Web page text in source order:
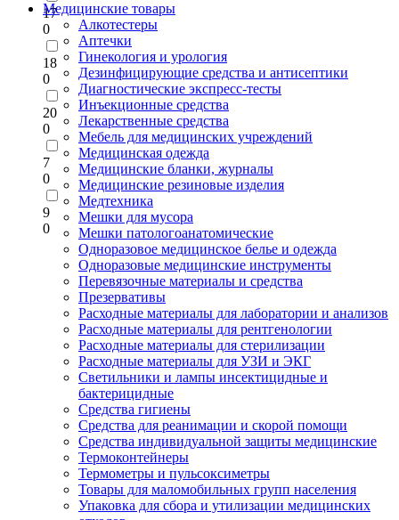
17
0
18
0
20
0
7
0
9
0
Медицинские товары
Алкотестеры
Аптечки
Гинекология и урология
Дезинфицирующие средства и антисептики
Диагностические экспресс-тесты
Инъекционные средства
Лекарственные средства
Мебель для медицинских учреждений
Медицинская одежда
Медицинские бланки, журналы
Медицинские резиновые изделия
Медтехника
Мешки для мусора
Мешки патологоанатомические
Одноразовое медицинское белье и одежда
Одноразовые медицинские инструменты
Перевязочные материалы и средства
Презервативы
Расходные материалы для лаборатории и анализов
Расходные материалы для рентгенологии
Расходные материалы для стерилизации
Расходные материалы для УЗИ и ЭКГ
Светильники и лампы инсектицидные и
бактерицидные
Средства гигиены
Средства для реанимации и скорой помощи
Средства индивидуальной защиты медицинские
Термоконтейнеры
Термометры и пульсоксиметры
Товары для маломобильных групп населения
Упаковка для сбора и утилизации медицинских